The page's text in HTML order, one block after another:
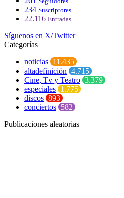
234 Suscriptores
22.116 Entradas
Síguenos en X/Twitter
Categorías
noticias 11.435
altadefinición 4.715
Cine, Tv y Teatro 3.379
especiales 1.775
discos 893
conciertos 582
Publicaciones aleatorias